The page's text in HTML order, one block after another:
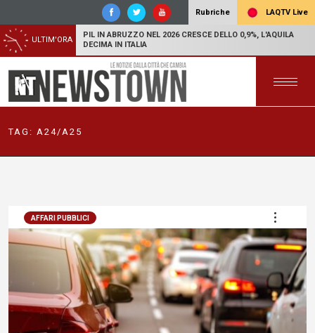
Rubriche LAQTV Live
ULTIM'ORA
PIL IN ABRUZZO NEL 2026 CRESCE DELLO 0,9%, L'AQUILA
DECIMA IN ITALIA
TAG: A24/A25
AFFARI PUBBLICI